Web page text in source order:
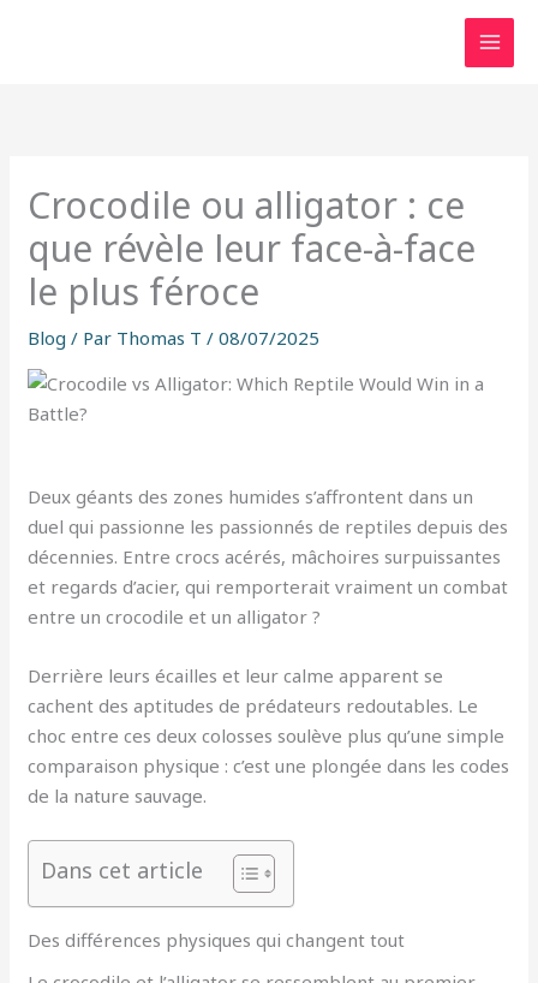
Crocodile ou alligator : ce
que révèle leur face-à-face
le plus féroce
Blog / Par Thomas T/08/07/2025
Deux géants des zones humides s’affrontent dans un
duel qui passionne les passionnés de reptiles depuis des
décennies. Entre crocs acérés, mâchoires surpuissantes
et regards d’acier, qui remporterait vraiment un combat
entre un crocodile et un alligator ?
Derrière leurs écailles et leur calme apparent se
cachent des aptitudes de prédateurs redoutables. Le
choc entre ces deux colosses soulève plus qu’une simple
comparaison physique : c’est une plongée dans les codes
de la nature sauvage.
Dans cet article
Des différences physiques qui changent tout